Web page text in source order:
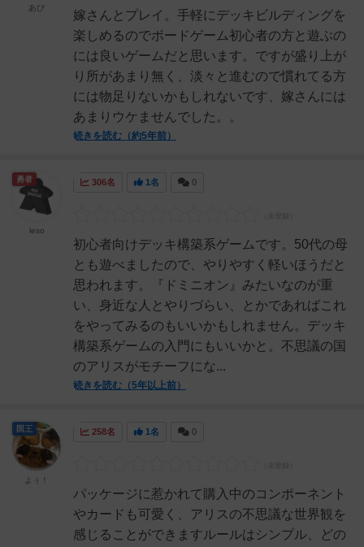
嫁さんとプレイ。手軽にデッキビルディングを
楽しめるのでボードゲーム初心者の方と遊ぶの
には良いゲームだと思います。ですが盛り上が
り所があまり無く、淡々と進むので慣れてる方
には物足りないかもしれないです、嫁さんには
あまりウケませんでした。。
続きを読む（約5年前）
あび
306名 1名 0
初心者向けデッキ構築系ゲームです。50代の母
とも遊べましたので、やりやすく軽いほうだと
思われます。『ドミニオン』みたいなのが重
い、身近な人とやりづらい、とかであればこれ
をやってみるのもいいかもしれません。デッキ
構築系ゲームの入門にもいいかと。不思議の国
のアリスがモチーフにな...
続きを読む（5年以上前）
勇者
leso
258名 1名 0
パッケージに惹かれて購入中のコンポーネント
やカードも可愛く、アリスの不思議な世界観を
感じることができますルールはシンプル、どの
国王
よぅ！